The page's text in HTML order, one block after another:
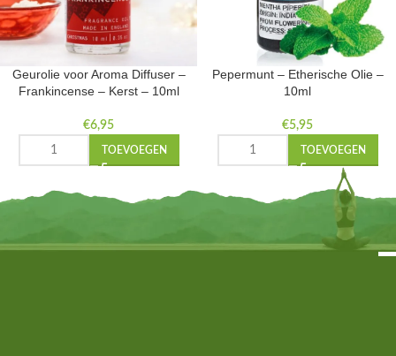
Geurolie voor Aroma Diffuser –
Frankincense – Kerst – 10ml
€6,95
TOEVOEGEN
Pepermunt – Etherische Olie –
10ml
€5,95
TOEVOEGEN